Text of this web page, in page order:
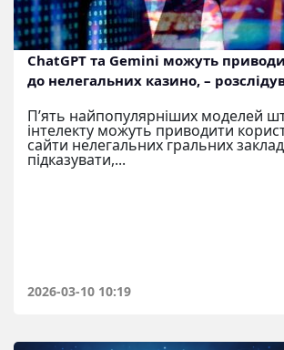
ChatGPT та Gemini можуть
до нелегальних казино, –
П’ять найпопулярніших моделей
інтелекту можуть приводити
сайти нелегальних гральних
підказувати,...
2026-03-10 10:19